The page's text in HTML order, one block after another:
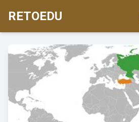
RETOEDU